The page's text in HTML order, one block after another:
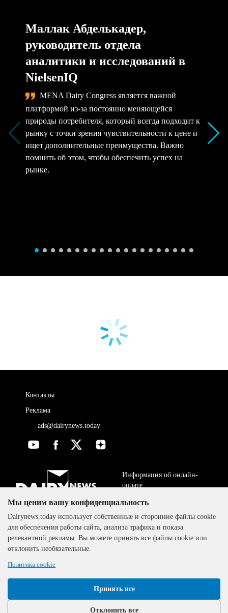
Маллак Абделькадер,
руководитель отдела
аналитики и исследований в
NielsenIQ
MENA Dairy Congress является важной
платформой из-за постоянно меняющейся
природы потребителя, который всегда подходит к
рынку с точки зрения чувствительности к цене и
ищет дополнительные преимущества. Важно
помнить об этом, чтобы обеспечить успех на
рынке.
Контакты
Реклама
ads@dairynews.today
The DairyNews, все права
защищены, 2000-2024
Информация об онлайн-
оплате
ДОГОВОР-ОФЕРТА
Политика
конфиденциальности
Мы ценим вашу конфиденциальность
Dairynews.today использует собственные и сторонние файлы cookie
для обеспечения работы сайта, анализа трафика и показа
релевантной рекламы. Вы можете принять все файлы cookie или
отклонить необязательные.
Политика cookie
Принять все
Отклонить все